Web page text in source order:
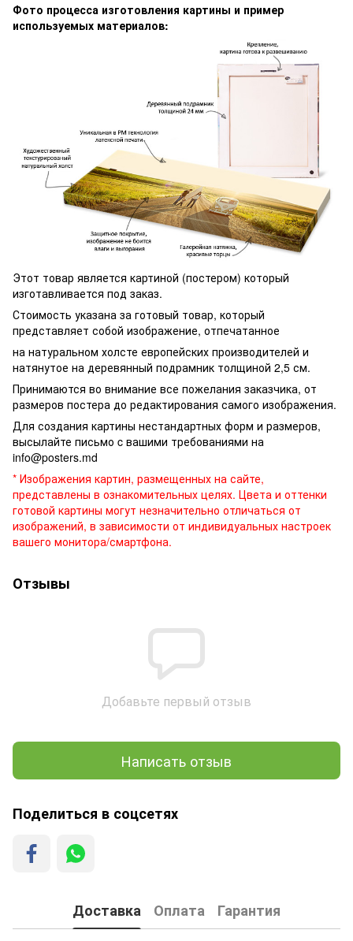
Фото процесса изготовления картины и пример
используемых материалов:
Этот товар является картиной (постером) который
изготавливается под заказ.
Стоимость указана за готовый товар, который
представляет собой изображение, отпечатанное
на натуральном холсте европейских производителей и
натянутое на деревянный подрамник толщиной 2,5 см.
Принимаются во внимание все пожелания заказчика, от
размеров постера до редактирования самого изображения.
Для создания картины нестандартных форм и размеров,
высылайте письмо c вашими требованиями на
info@posters.md
* Изображения картин, размещенных на сайте,
представлены в ознакомительных целях. Цвета и оттенки
готовой картины могут незначительно отличаться от
изображений, в зависимости от индивидуальных настроек
вашего монитора/смартфона.
Отзывы
Добавьте первый отзыв
Написать отзыв
Поделиться в соцсетях
Доставка Оплата Гарантия